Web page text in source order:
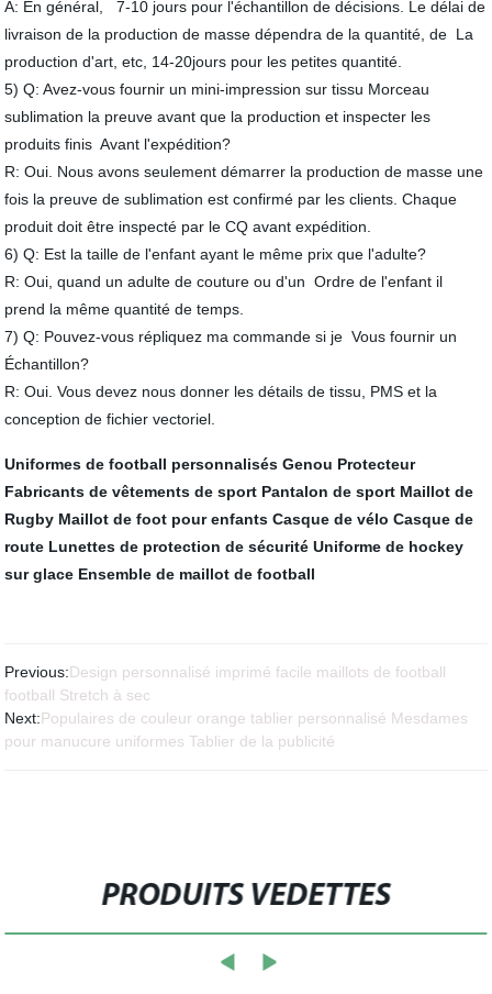
A: En général, 7-10 jours pour l'échantillon de décisions. Le délai de
livraison de la production de masse dépendra de la quantité, de La
production d'art, etc, 14-20jours pour les petites quantité.
5) Q: Avez-vous fournir un mini-impression sur tissu Morceau
sublimation la preuve avant que la production et inspecter les
produits finis Avant l'expédition?
R: Oui. Nous avons seulement démarrer la production de masse une
fois la preuve de sublimation est confirmé par les clients. Chaque
produit doit être inspecté par le CQ avant expédition.
6) Q: Est la taille de l'enfant ayant le même prix que l'adulte?
R: Oui, quand un adulte de couture ou d'un Ordre de l'enfant il
prend la même quantité de temps.
7) Q: Pouvez-vous répliquez ma commande si je Vous fournir un
Échantillon?
R: Oui. Vous devez nous donner les détails de tissu, PMS et la
conception de fichier vectoriel.
Uniformes de football personnalisés Genou Protecteur
Fabricants de vêtements de sport Pantalon de sport Maillot de
Rugby Maillot de foot pour enfants Casque de vélo Casque de
route Lunettes de protection de sécurité Uniforme de hockey
sur glace Ensemble de maillot de football
Previous:Design personnalisé imprimé facile maillots de football
football Stretch à sec
Next:Populaires de couleur orange tablier personnalisé Mesdames
pour manucure uniformes Tablier de la publicité
PRODUITS VEDETTES